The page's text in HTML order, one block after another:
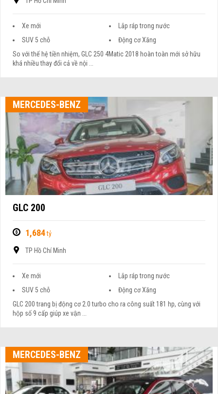
Xe mới
Lắp ráp trong nước
SUV 5 chỗ
Động cơ Xăng
So với thế hệ tiền nhiệm, GLC 250 4Matic 2018 hoàn toàn mới sở hữu
khá nhiều thay đổi cả về nội ...
MERCEDES-BENZ
GLC 200
1,684tỷ
TP Hồ Chí Minh
Xe mới
Lắp ráp trong nước
SUV 5 chỗ
Động cơ Xăng
GLC 200 trang bị động cơ 2.0 turbo cho ra công suất 181 hp, cùng với
hộp số 9 cấp giúp xe vận ...
MERCEDES-BENZ